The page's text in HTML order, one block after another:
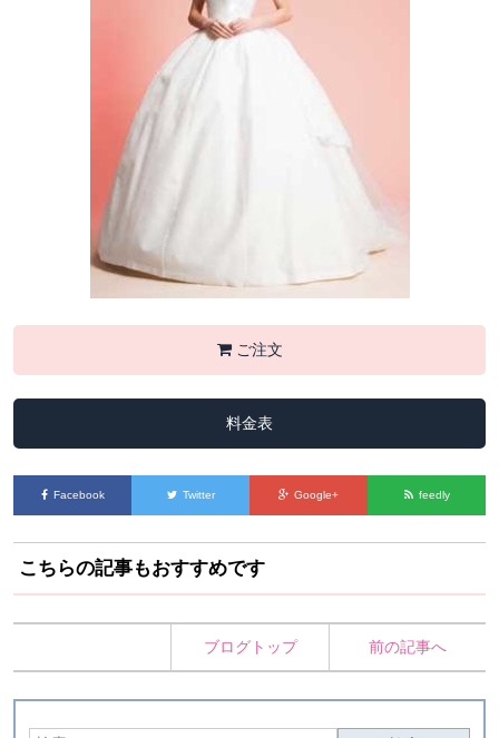
ご注文
料金表
Facebook Twitter Google+ feedly
こちらの記事もおすすめです
ブログトップ 前の記事へ